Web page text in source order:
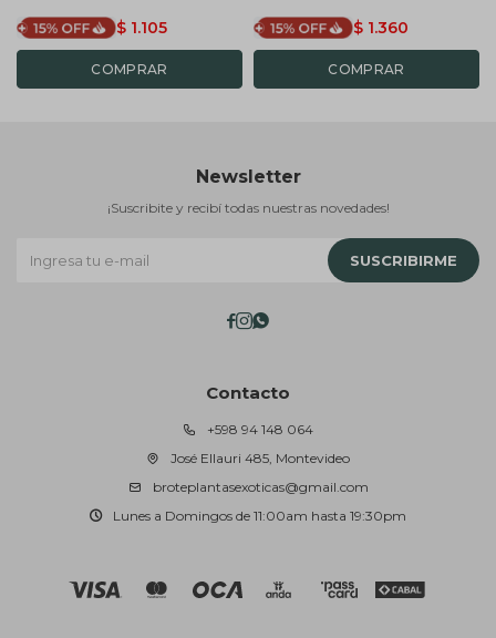
$ 1.105
$ 1.360
Contacto
+598 94 148 064
José Ellauri 485, Montevideo
broteplantasexoticas@gmail.com
Lunes a Domingos de 11:00am hasta 19:30pm
Newsletter
¡Suscribite y recibí todas nuestras novedades!
SUSCRIBIRME
